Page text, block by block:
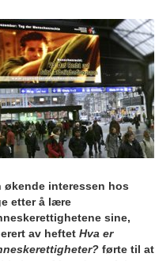
økende interessen hos
etter å lære
sine,
av heftet Hva er
førte til at